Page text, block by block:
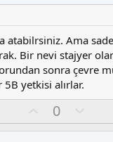
s
u
z
o
y
a
atabilrsiniz. Ama
Bir nevi stajyer
sonra çevre
yetkisi alırlar.
y
0
l